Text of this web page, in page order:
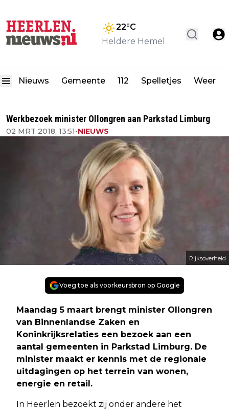
22°C
Heldere Hemel
Nieuws Gemeente 112 Spelletjes Weer
Werkbezoek minister Ollongren aan Parkstad Limburg
02 MRT 2018, 13:51•NIEUWS
Rijksoverheid
Voeg toe als voorkeursbron op Google
Maandag 5 maart brengt minister Ollongren
van Binnenlandse Zaken en
Koninkrijksrelaties een bezoek aan een
aantal gemeenten in Parkstad Limburg. De
minister maakt er kennis met de regionale
uitdagingen op het terrein van wonen,
energie en retail.
In Heerlen bezoekt zij onder andere het